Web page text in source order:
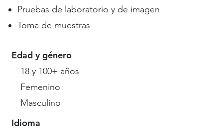
Pruebas de laboratorio y de imagen
Toma de muestras
Edad y género
18 y 100+ años
Femenino
Masculino
Idioma